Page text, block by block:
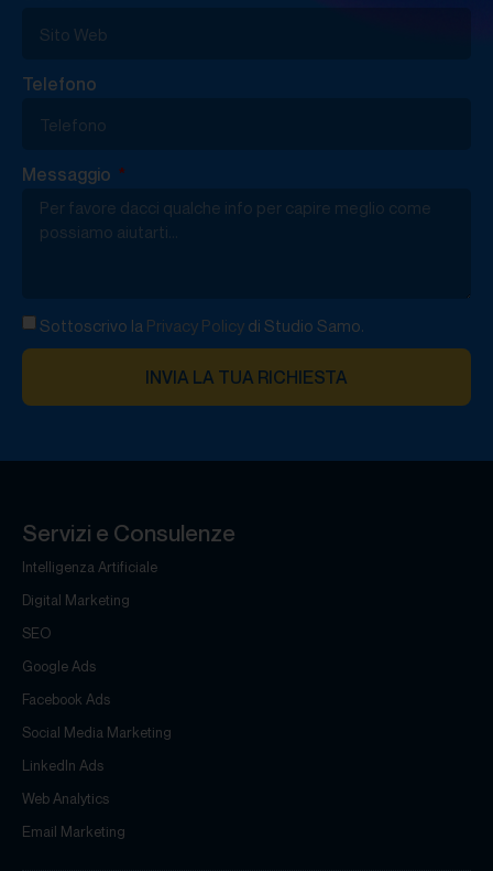
Telefono
Messaggio
Sottoscrivo la Privacy Policy di Studio Samo.
INVIA LA TUA RICHIESTA
Servizi e Consulenze
Intelligenza Artificiale
Digital Marketing
SEO
Google Ads
Facebook Ads
Social Media Marketing
LinkedIn Ads
Web Analytics
Email Marketing